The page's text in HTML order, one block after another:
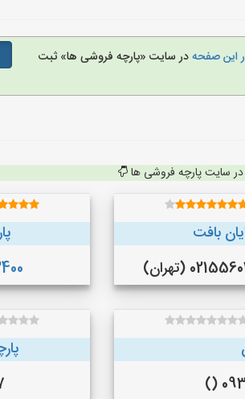
این صفحهدر سایت «پارچه فروشی ها» ثبت
در سایت پارچه فروشی ها
بافت